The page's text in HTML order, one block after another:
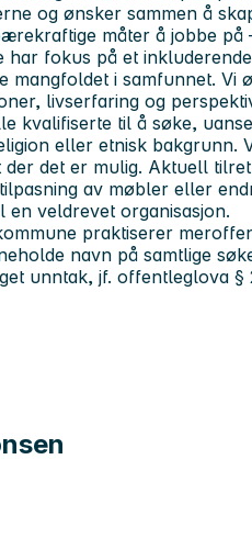
og ønsker sammen å
måter å jobbe på
har fokus på et
mangfoldet i samfunnet. Vi
livserfaring og
kvalifiserte til å søke,
eller etnisk bakgrunn.
det er mulig. Aktuell
av møbler eller
en veldrevet organisasjon.
praktiserer
navn på samtlige
unntak, jf. offentleglova §